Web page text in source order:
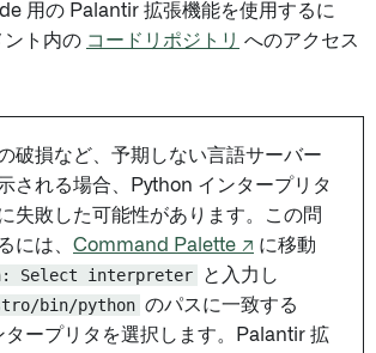
用の Palantir 拡張機能を使用するに
ント内の コードリポジトリ へのアクセス
破損など、予期しない言語サーバー
される場合、Python インタープリタ
失敗した可能性があります。この問
には、 Command Palette ↗ に移動
Select interpreter
と入力し
bin/python のパスに一致する
タープリタを選択します。Palantir 拡